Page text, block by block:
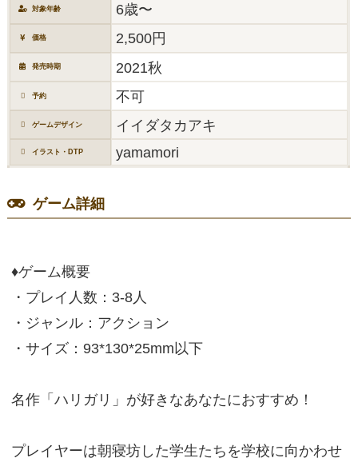
対象年齢 6歳〜
価格 2,500円
発売時期 2021秋
予約 不可
ゲームデザイン イイダタカアキ
イラスト・DTP yamamori
ゲーム詳細
♦︎ゲーム概要
・プレイ人数：3-8人
・ジャンル：アクション
・サイズ：93*130*25mm以下
名作「ハリガリ」が好きなあなたにおすすめ！
プレイヤーは朝寝坊した学生たちを学校に向かわせ